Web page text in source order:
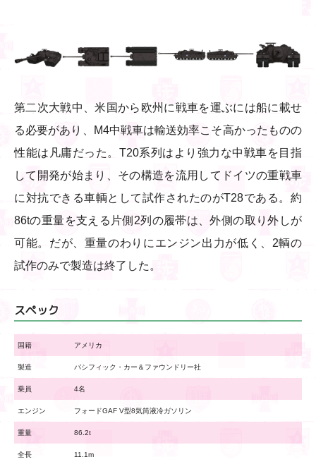
第二次大戦中、米国から欧州に戦車を運ぶには船に載せ
る必要があり、M4中戦車は輸送効率こそ高かったものの
性能は凡庸だった。T20系列はより強力な中戦車を目指
して開発が始まり、その構造を流用してドイツの重戦車
に対抗できる車輌として試作されたのがT28である。約
86tの重量を支える片側2列の履帯は、外側の取り外しが
可能。だが、重量のわりにエンジン出力が低く、2輌の
試作のみで製造は終了した。
スペック
国籍 アメリカ
製造 パシフィック・カー＆ファウンドリー社
乗員 4名
エンジン フォードGAF V型8気筒液冷ガソリン
重量 86.2t
全長 11.1m